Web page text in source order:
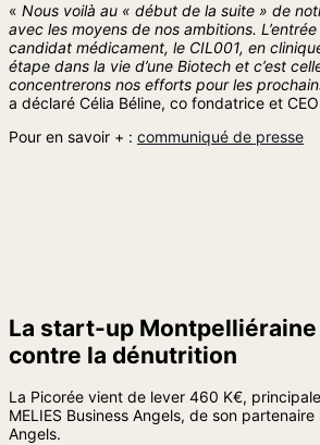
« Nous voilà au « début de la suite » de
avec les moyens de nos ambitions.
candidat médicament, le CIL001, en
étape dans la vie d’une Biotech et c’est
concentrerons nos efforts pour les
a déclaré Célia Béline, co fondatrice et CEO
Pour en savoir + : communiqué de presse
La start-up
contre la dénutrition
La Picorée vient de lever 460 K€,
MELIES Business Angels, de son
Angels.